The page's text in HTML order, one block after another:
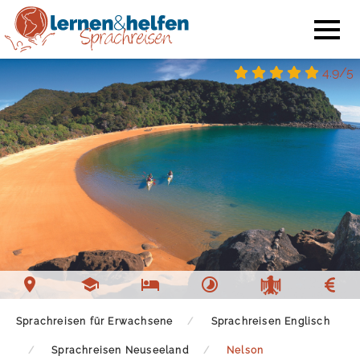
4.9/5
Sprachreisen für Erwachsene Sprachreisen Englisch
Sprachreisen Neuseeland Nelson
Sprachschule Nelson
Unterkunft Nelson
Freizeit Nelson